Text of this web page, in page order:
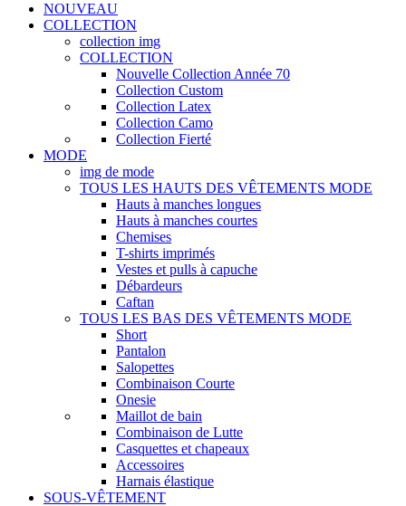
NOUVEAU
COLLECTION
collection img
COLLECTION
Nouvelle Collection Année 70
Collection Custom
Collection Latex
Collection Camo
Collection Fierté
MODE
img de mode
TOUS LES HAUTS DES VÊTEMENTS MODE
Hauts à manches longues
Hauts à manches courtes
Chemises
T-shirts imprimés
Vestes et pulls à capuche
Débardeurs
Caftan
TOUS LES BAS DES VÊTEMENTS MODE
Short
Pantalon
Salopettes
Combinaison Courte
Onesie
Maillot de bain
Combinaison de Lutte
Casquettes et chapeaux
Accessoires
Harnais élastique
SOUS-VÊTEMENT